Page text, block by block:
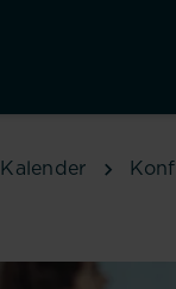
Kalender